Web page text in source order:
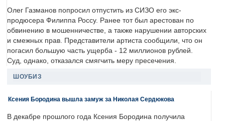
Олег Газманов попросил отпустить из СИЗО его экс-
продюсера Филиппа Россу. Ранее тот был арестован по
обвинению в мошенничестве, а также нарушении авторских
и смежных прав. Представители артиста сообщили, что он
погасил большую часть ущерба - 12 миллионов рублей.
Суд, однако, отказался смягчить меру пресечения.
ШОУБИЗ
Ксения Бородина вышла замуж за Николая Сердюкова
В декабре прошлого года Ксения Бородина получила